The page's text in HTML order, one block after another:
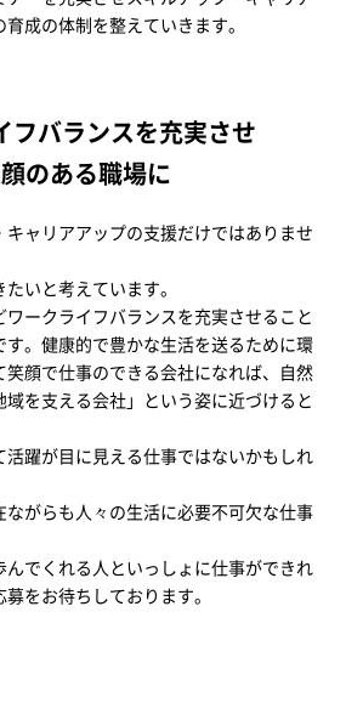
成の体制を整えていきます。
フバランスを充実させ
のある職場に
ャリアアップの支援だけではありませ
いと考えています。
ークライフバランスを充実させること
。健康的で豊かな生活を送るために環
顔で仕事のできる会社になれば、自然
を支える会社」という姿に近づけると
躍が目に見える仕事ではないかもしれ
ながらも人々の生活に必要不可欠な仕事
んでくれる人といっしょに仕事ができれ
をお待ちしております。